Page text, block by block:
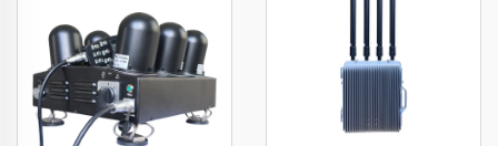
противодействие
на дронове, 5.2/5.8G,
достатъчно RF
екраниране, 5.2/5.8G,
100W 50dbm
предупреждаване